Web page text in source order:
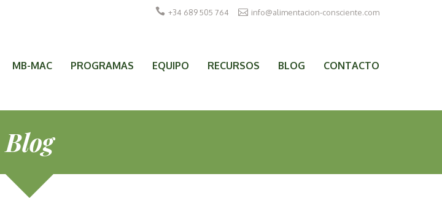
+34 689 505 764 info@alimentacion-consciente.com
MB-MAC PROGRAMAS EQUIPO RECURSOS BLOG CONTACTO
Blog